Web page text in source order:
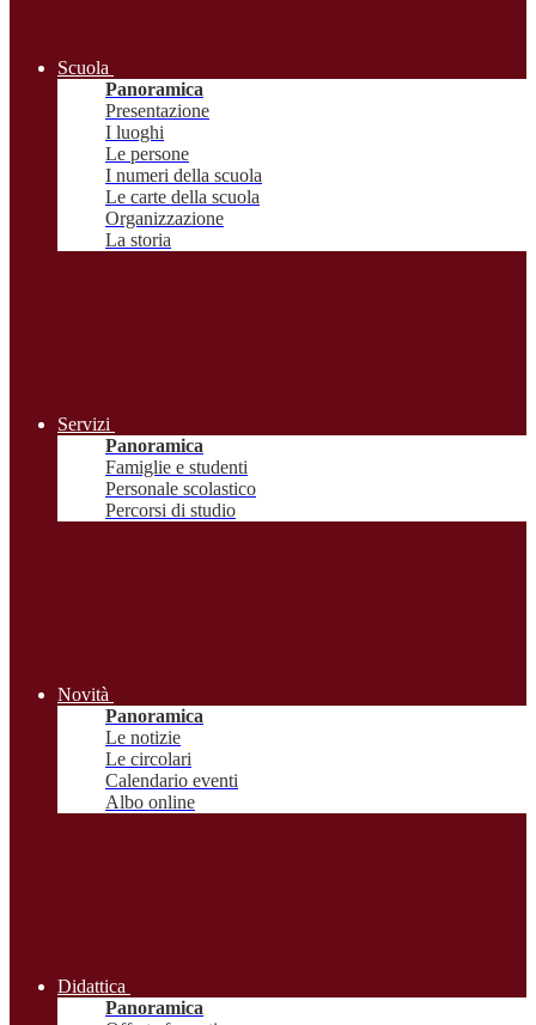
Scuola
Panoramica
Presentazione
I luoghi
Le persone
I numeri della scuola
Le carte della scuola
Organizzazione
La storia
Servizi
Panoramica
Famiglie e studenti
Personale scolastico
Percorsi di studio
Novità
Panoramica
Le notizie
Le circolari
Calendario eventi
Albo online
Didattica
Panoramica